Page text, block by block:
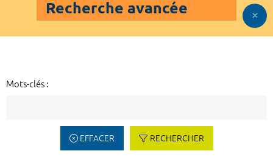
Recherche avancée
Mots-clés :
EFFACER RECHERCHER